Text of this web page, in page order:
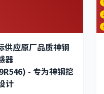
应原厂品质神钢
器
- 专为神钢挖
计